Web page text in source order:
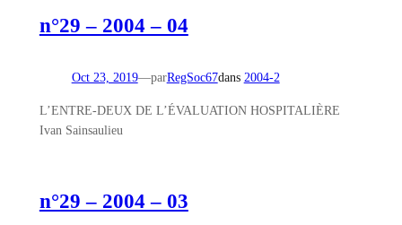
n°29 – 2004 – 04
Oct 23, 2019—parRegSoc67dans 2004-2
L’ENTRE-DEUX DE L’ÉVALUATION HOSPITALIÈRE
Ivan Sainsaulieu
n°29 – 2004 – 03